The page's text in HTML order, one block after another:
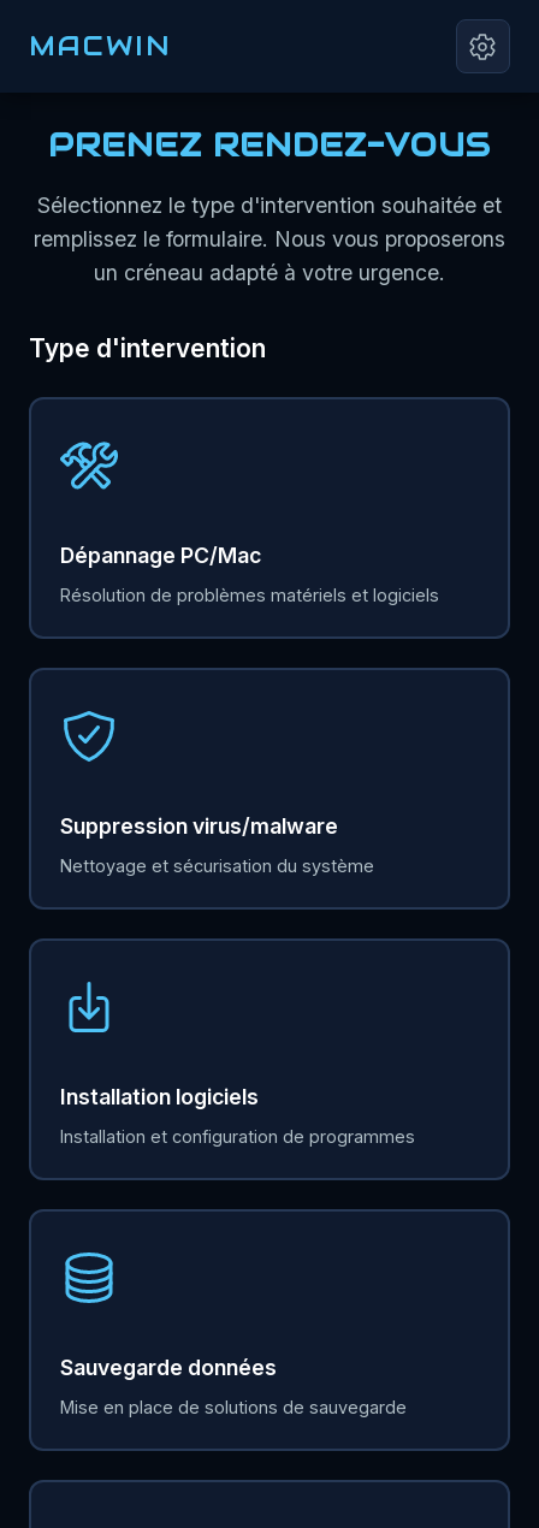
MACWIN
PRENEZ RENDEZ-VOUS
Sélectionnez le type d'intervention souhaitée et
remplissez le formulaire. Nous vous proposerons
un créneau adapté à votre urgence.
Type d'intervention
Dépannage PC/Mac
Résolution de problèmes matériels et logiciels
Suppression virus/malware
Nettoyage et sécurisation du système
Installation logiciels
Installation et configuration de programmes
Sauvegarde données
Mise en place de solutions de sauvegarde